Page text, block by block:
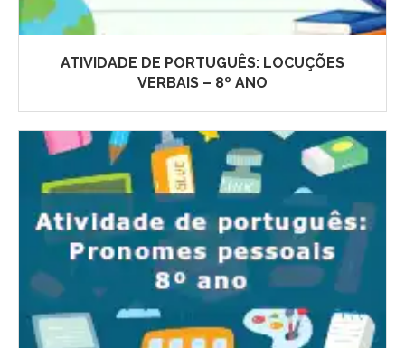
ATIVIDADE DE PORTUGUÊS: LOCUÇÕES
VERBAIS – 8º ANO